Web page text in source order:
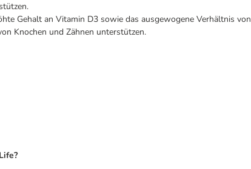
Gehalt an Vitamin D3 sowie das ausgewogene Verhältnis von
Knochen und Zähnen unterstützen.